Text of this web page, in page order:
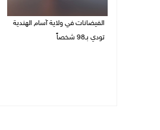
الفيضانات في ولاية آسام الهندية
تودي بـ98 شخصاً